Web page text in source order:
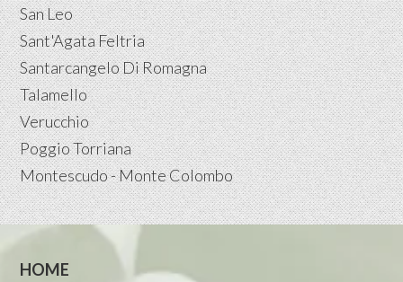
San Leo
Sant'Agata Feltria
Santarcangelo Di Romagna
Talamello
Verucchio
Poggio Torriana
Montescudo - Monte Colombo
HOME